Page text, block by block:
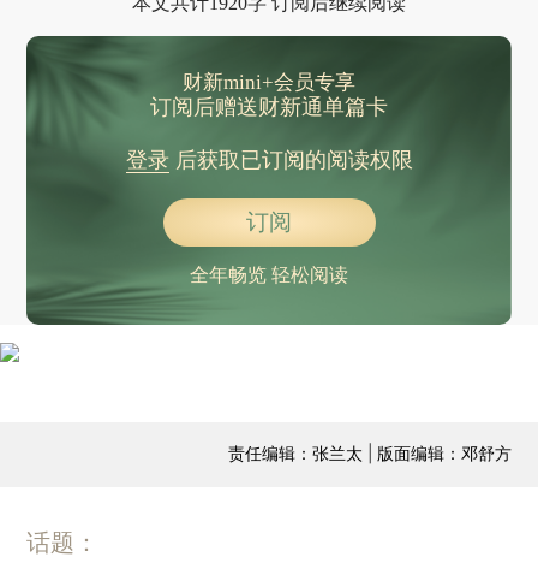
财新mini+会员专享
订阅后赠送财新通单篇卡
登录后获取已订阅的阅读权限
订阅
全年畅览 轻松阅读
责任编辑：张兰太 | 版面编辑：邓舒方
话题：